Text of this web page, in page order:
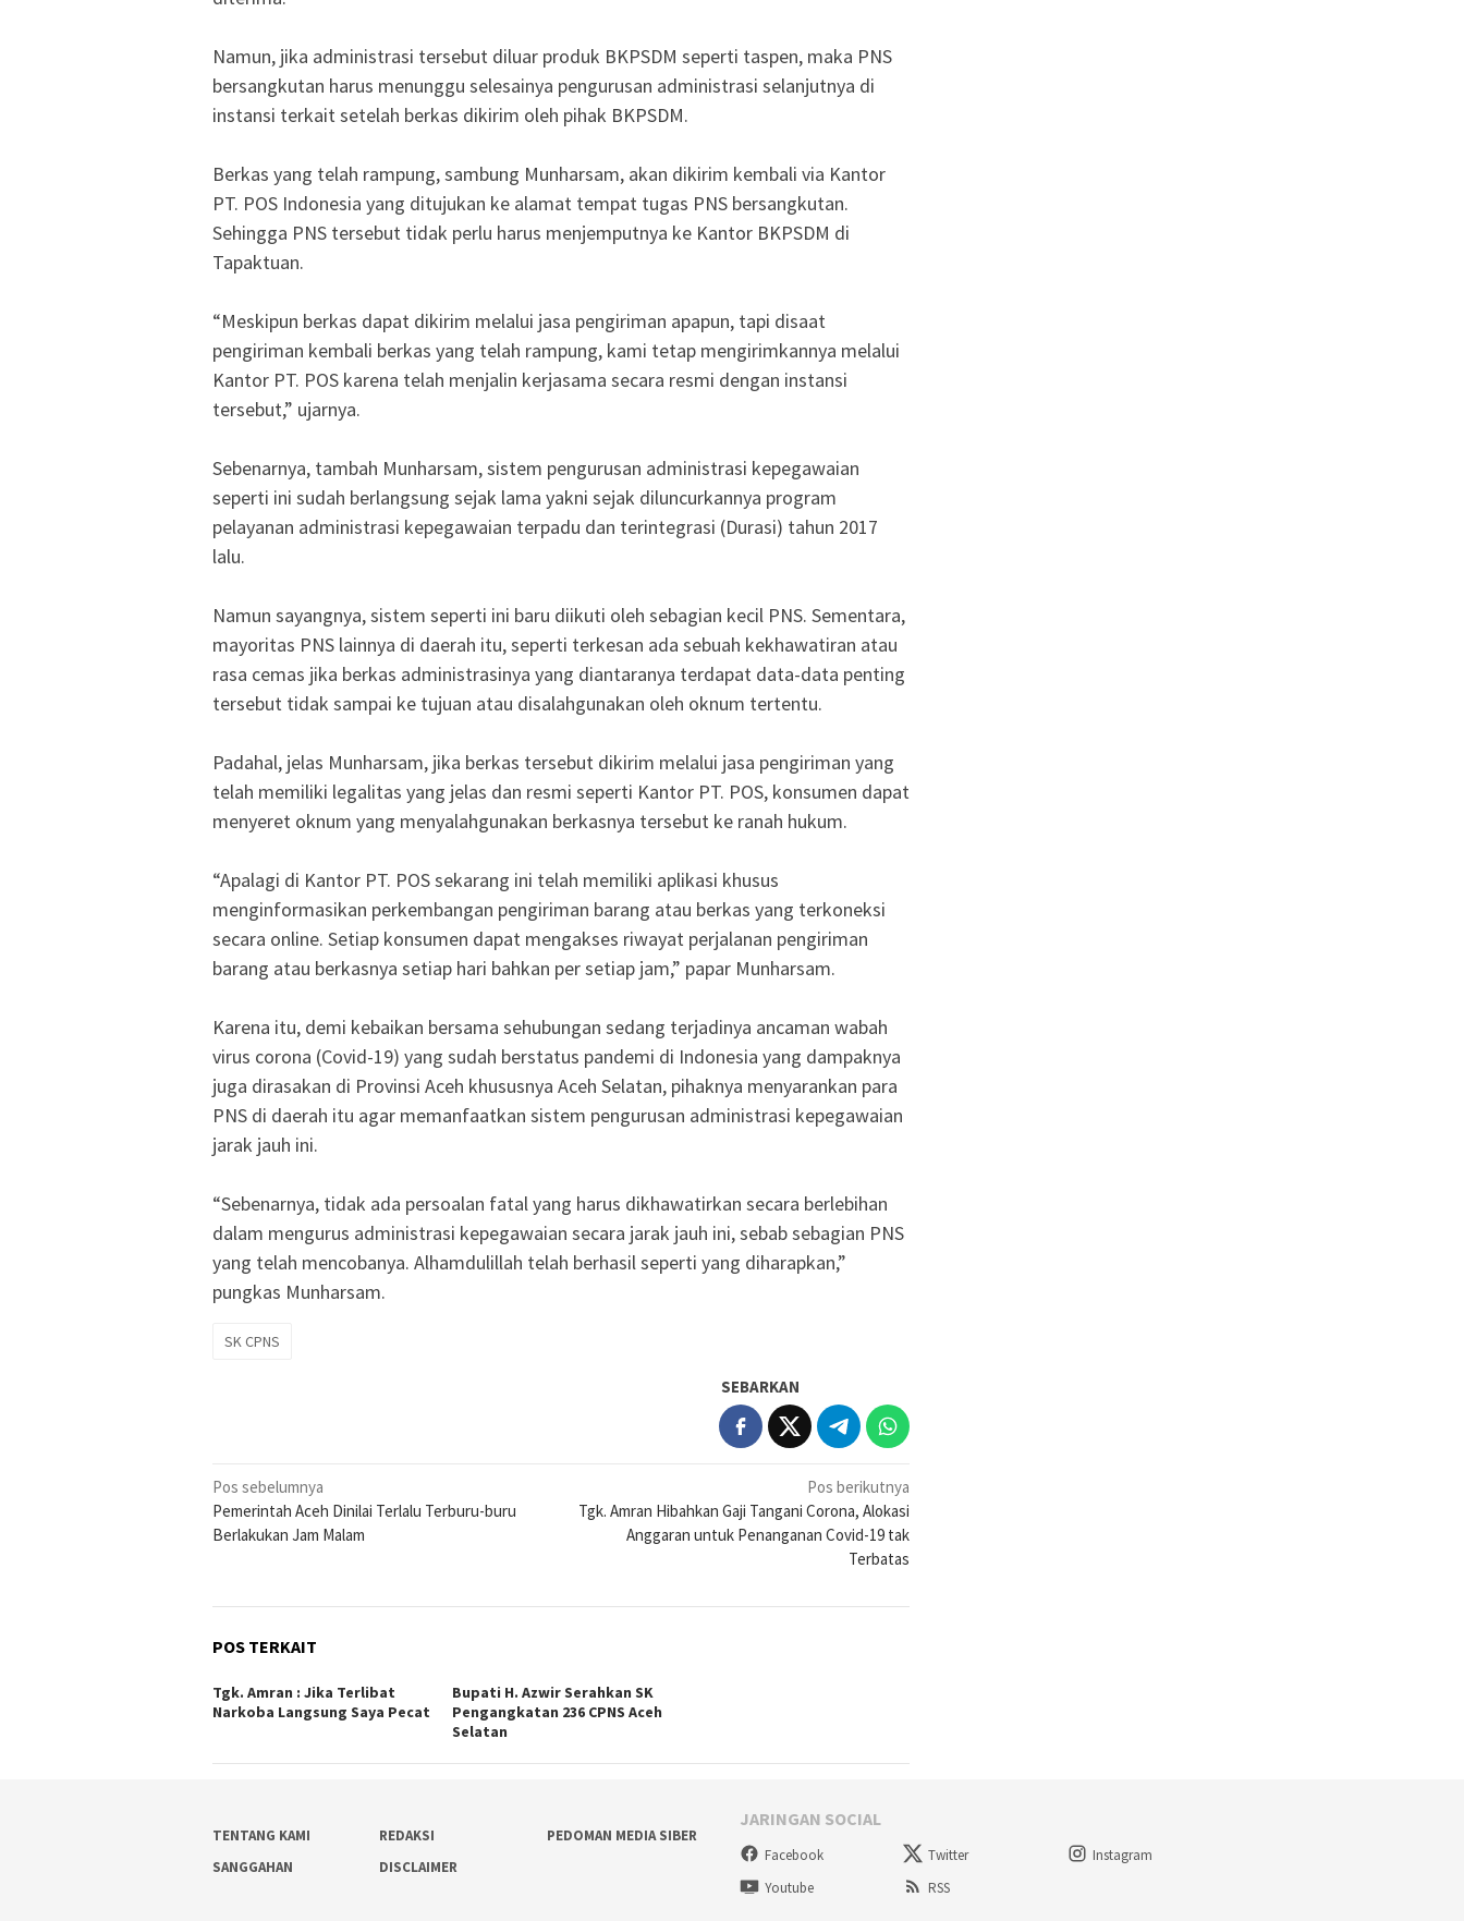
Namun, jika administrasi tersebut diluar produk BKPSDM seperti taspen, maka PNS
bersangkutan harus menunggu selesainya pengurusan administrasi selanjutnya di
instansi terkait setelah berkas dikirim oleh pihak BKPSDM.
Berkas yang telah rampung, sambung Munharsam, akan dikirim kembali via Kantor
PT. POS Indonesia yang ditujukan ke alamat tempat tugas PNS bersangkutan.
Sehingga PNS tersebut tidak perlu harus menjemputnya ke Kantor BKPSDM di
Tapaktuan.
“Meskipun berkas dapat dikirim melalui jasa pengiriman apapun, tapi disaat
pengiriman kembali berkas yang telah rampung, kami tetap mengirimkannya melalui
Kantor PT. POS karena telah menjalin kerjasama secara resmi dengan instansi
tersebut,” ujarnya.
Sebenarnya, tambah Munharsam, sistem pengurusan administrasi kepegawaian
seperti ini sudah berlangsung sejak lama yakni sejak diluncurkannya program
pelayanan administrasi kepegawaian terpadu dan terintegrasi (Durasi) tahun 2017
lalu.
Namun sayangnya, sistem seperti ini baru diikuti oleh sebagian kecil PNS. Sementara,
mayoritas PNS lainnya di daerah itu, seperti terkesan ada sebuah kekhawatiran atau
rasa cemas jika berkas administrasinya yang diantaranya terdapat data-data penting
tersebut tidak sampai ke tujuan atau disalahgunakan oleh oknum tertentu.
Padahal, jelas Munharsam, jika berkas tersebut dikirim melalui jasa pengiriman yang
telah memiliki legalitas yang jelas dan resmi seperti Kantor PT. POS, konsumen dapat
menyeret oknum yang menyalahgunakan berkasnya tersebut ke ranah hukum.
“Apalagi di Kantor PT. POS sekarang ini telah memiliki aplikasi khusus
menginformasikan perkembangan pengiriman barang atau berkas yang terkoneksi
secara online. Setiap konsumen dapat mengakses riwayat perjalanan pengiriman
barang atau berkasnya setiap hari bahkan per setiap jam,” papar Munharsam.
Karena itu, demi kebaikan bersama sehubungan sedang terjadinya ancaman wabah
virus corona (Covid-19) yang sudah berstatus pandemi di Indonesia yang dampaknya
juga dirasakan di Provinsi Aceh khususnya Aceh Selatan, pihaknya menyarankan para
PNS di daerah itu agar memanfaatkan sistem pengurusan administrasi kepegawaian
jarak jauh ini.
“Sebenarnya, tidak ada persoalan fatal yang harus dikhawatirkan secara berlebihan
dalam mengurus administrasi kepegawaian secara jarak jauh ini, sebab sebagian PNS
yang telah mencobanya. Alhamdulillah telah berhasil seperti yang diharapkan,”
pungkas Munharsam.
SK CPNS
SEBARKAN
Navigasi
pos
Pos sebelumnya
Pemerintah Aceh Dinilai Terlalu Terburu-buru
Berlakukan Jam Malam
Pos berikutnya
Tgk. Amran Hibahkan Gaji Tangani Corona, Alokasi
Anggaran untuk Penanganan Covid-19 tak
Terbatas
POS TERKAIT
Tgk. Amran : Jika Terlibat
Narkoba Langsung Saya Pecat
Bupati H. Azwir Serahkan SK
Pengangkatan 236 CPNS Aceh
Selatan
TENTANG KAMI REDAKSI
PEDOMAN MEDIA SIBER
SANGGAHAN
DISCLAIMER
JARINGAN SOCIAL
Facebook Twitter
Instagram
Youtube
RSS